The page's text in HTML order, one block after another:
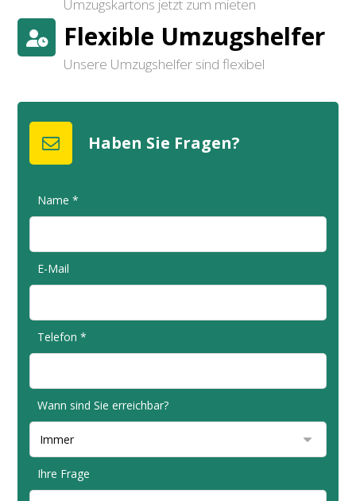
Umzugskartons jetzt zum mieten
Flexible Umzugshelfer
Unsere Umzugshelfer sind flexibel
Haben Sie Fragen?
Name *
E-Mail
Telefon *
Wann sind Sie erreichbar?
Ihre Frage